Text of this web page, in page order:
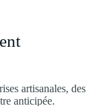
artisanales, des
anticipée.